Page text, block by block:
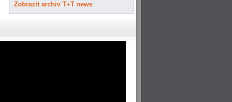
Zobrazit archiv T+T news